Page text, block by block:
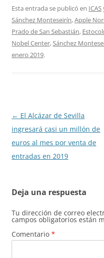
Esta entrada se publicó en ICAS
Sánchez Monteseirín,Apple
Prado de San Sebastián,
Nobel Center,Sánchez
enero 2019.
Navegación
de
entradas
← El Alcázar de Sevilla
ingresará casi un millón de
euros al mes por venta de
entradas en 2019
Deja una respuesta
Tu dirección de correo
campos obligatorios están
Comentario *